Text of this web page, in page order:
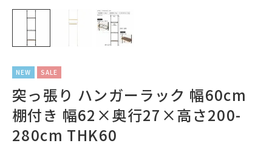
NEW SALE
突っ張り ハンガーラック 幅60cm
棚付き 幅62×奥行27×高さ200-
280cm THK60